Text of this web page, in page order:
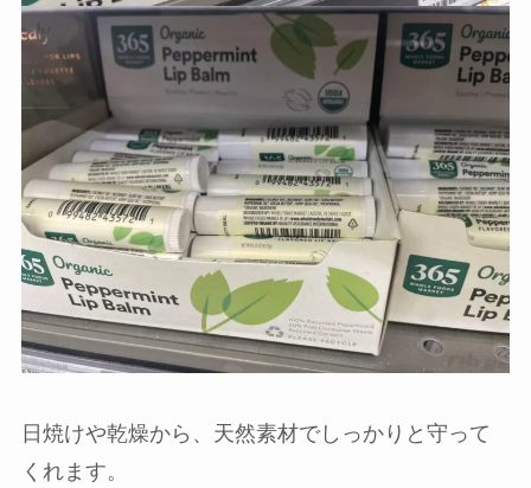
日焼けや乾燥から、天然素材でしっかりと守って
くれます。